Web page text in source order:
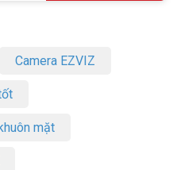
Camera EZVIZ
mặt